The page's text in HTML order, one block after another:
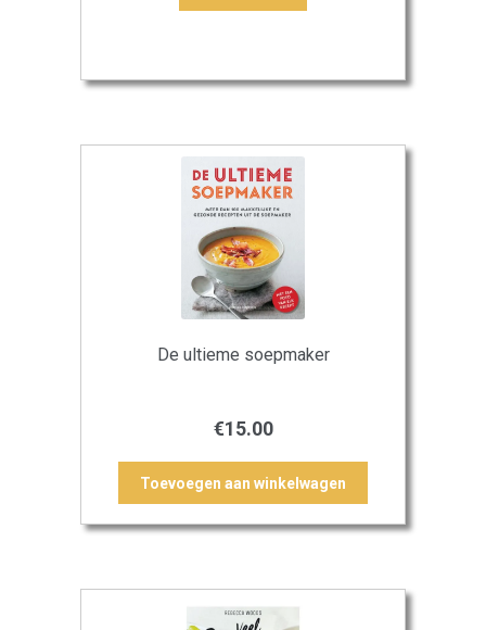
De ultieme soepmaker
€15.00
Toevoegen aan winkelwagen